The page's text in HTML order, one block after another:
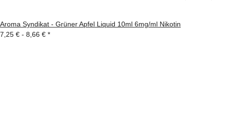
Aroma Syndikat - Grüner Apfel Liquid 10ml 6mg/ml Nikotin
7,25 € - 8,66 € *